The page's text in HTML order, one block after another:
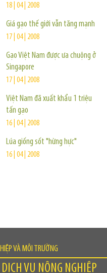
18 | 04 | 2008
Giá gạo thế giới vẫn tăng mạnh
17 | 04 | 2008
Gạo Việt Nam được ưa chuộng ở
Singapore
17 | 04 | 2008
Việt Nam đã xuất khẩu 1 triệu
tấn gạo
16 | 04 | 2008
Lúa giống sốt "hừng hực"
16 | 04 | 2008
VÀ MÔI TRƯỜNG
VỤ NÔNG NGHIỆP